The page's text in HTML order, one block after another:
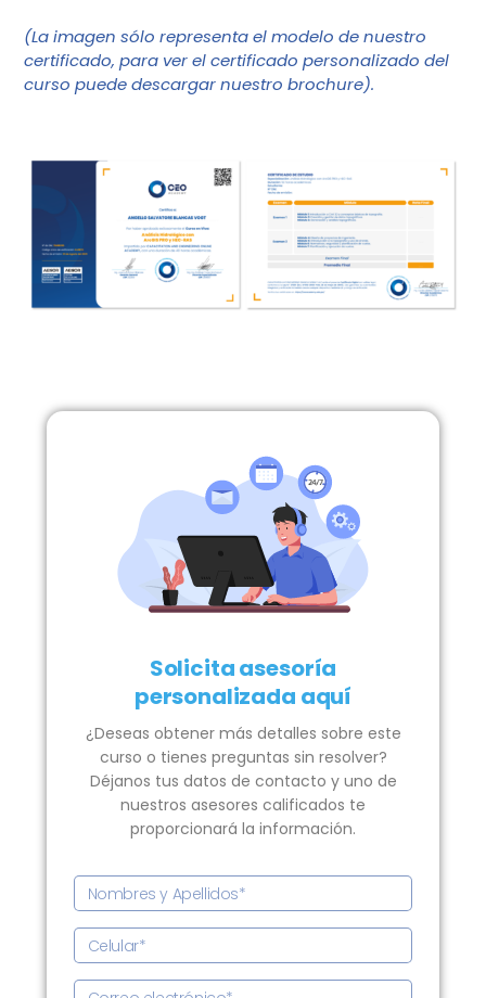
(La imagen sólo representa el modelo de nuestro
certificado, para ver el certificado personalizado del
curso puede descargar nuestro brochure).
Solicita asesoría
personalizada aquí
¿Deseas obtener más detalles sobre este
curso o tienes preguntas sin resolver?
Déjanos tus datos de contacto y uno de
nuestros asesores calificados te
proporcionará la información.
N
o
m
b
r
C
e
lC